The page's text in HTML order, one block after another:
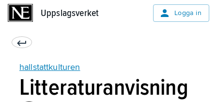
Uppslagsverket Logga in
hallstattkulturen
Litteraturanvisning